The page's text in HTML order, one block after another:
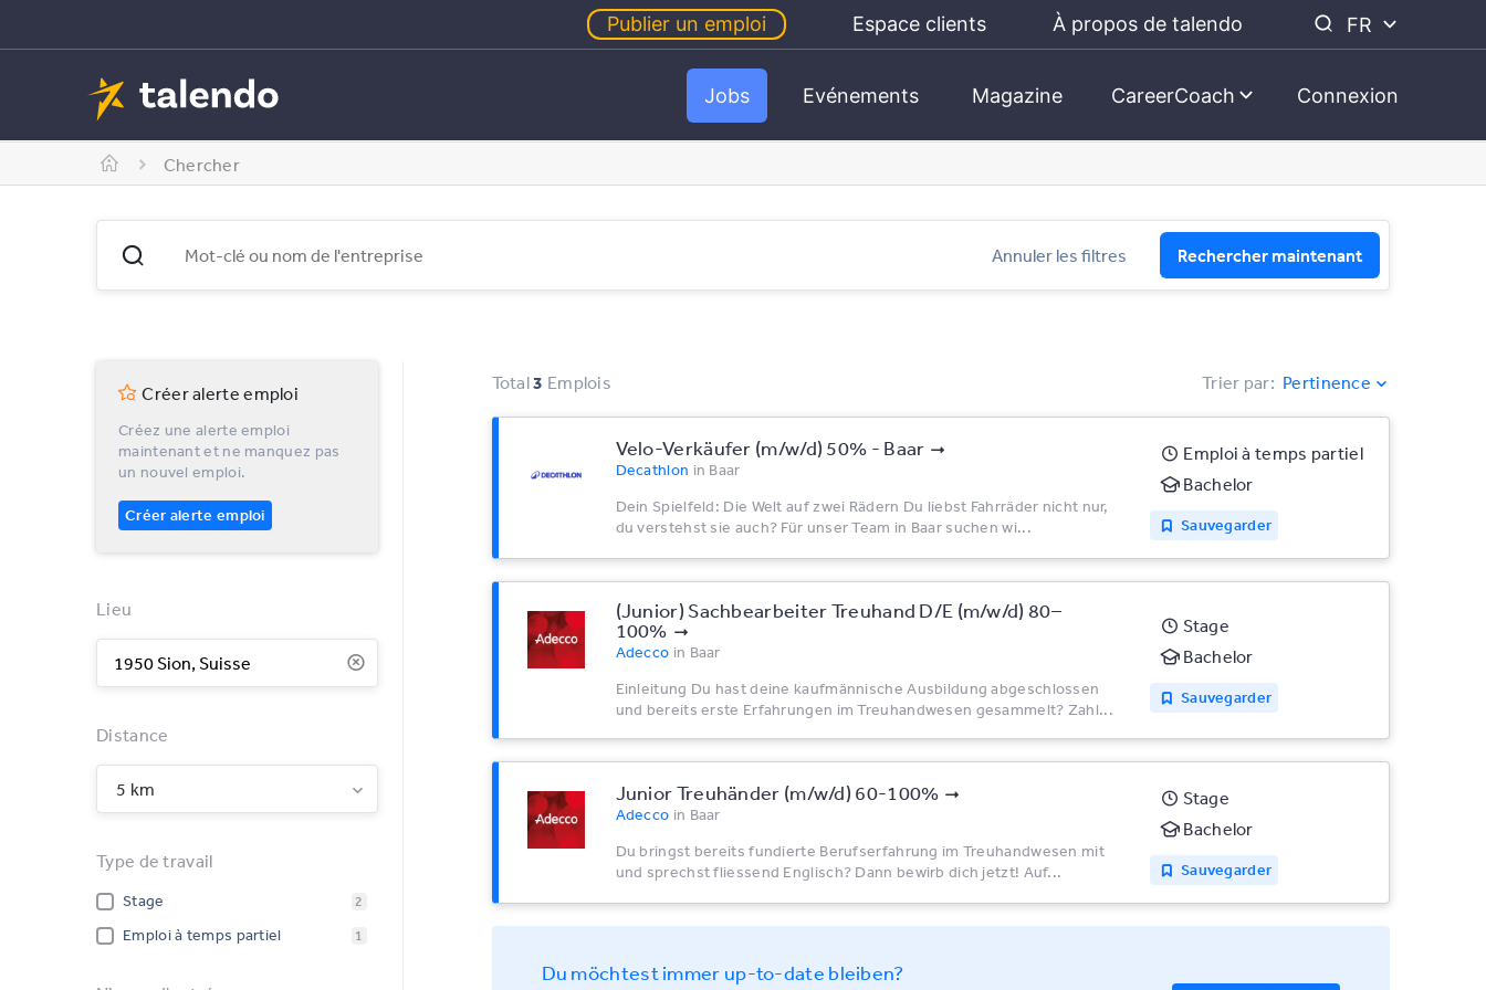
Publier un emploi Espace clients À propos de talendo FR
Jobs Evénements Magazine CareerCoach Connexion
Chercher
Annuler les filtres Rechercher maintenant
Créer alerte emploi
Créez une alerte emploi
maintenant et ne manquez pas
un nouvel emploi.
Créer alerte emploi
Lieu
Distance
5 km
Type de travail
Stage 2
Emploi à temps partiel 1
Total3 Emplois Trier par: Pertinence
Velo-Verkäufer (m/w/d) 50% - Baar
Decathlon in Baar
Dein Spielfeld: Die Welt auf zwei Rädern Du liebst Fahrräder nicht nur,
du verstehst sie auch? Für unser Team in Baar suchen wi...
Emploi à temps partiel
Bachelor
Sauvegarder
(Junior) Sachbearbeiter Treuhand D/E (m/w/d) 80–
100%
Adecco in Baar
Einleitung Du hast deine kaufmännische Ausbildung abgeschlossen
und bereits erste Erfahrungen im Treuhandwesen gesammelt? Zahl...
Stage
Bachelor
Sauvegarder
Junior Treuhänder (m/w/d) 60-100%
Adecco in Baar
Du bringst bereits fundierte Berufserfahrung im Treuhandwesen mit
und sprechst fliessend Englisch? Dann bewirb dich jetzt! Auf...
Stage
Bachelor
Sauvegarder
Du möchtest immer up-to-date bleiben?